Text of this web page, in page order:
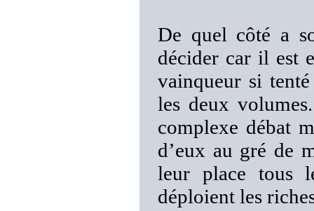
De quel côté a
décider car il est
vainqueur si
les deux
complexe débat
d’eux au gré de
leur place tous
déploient les